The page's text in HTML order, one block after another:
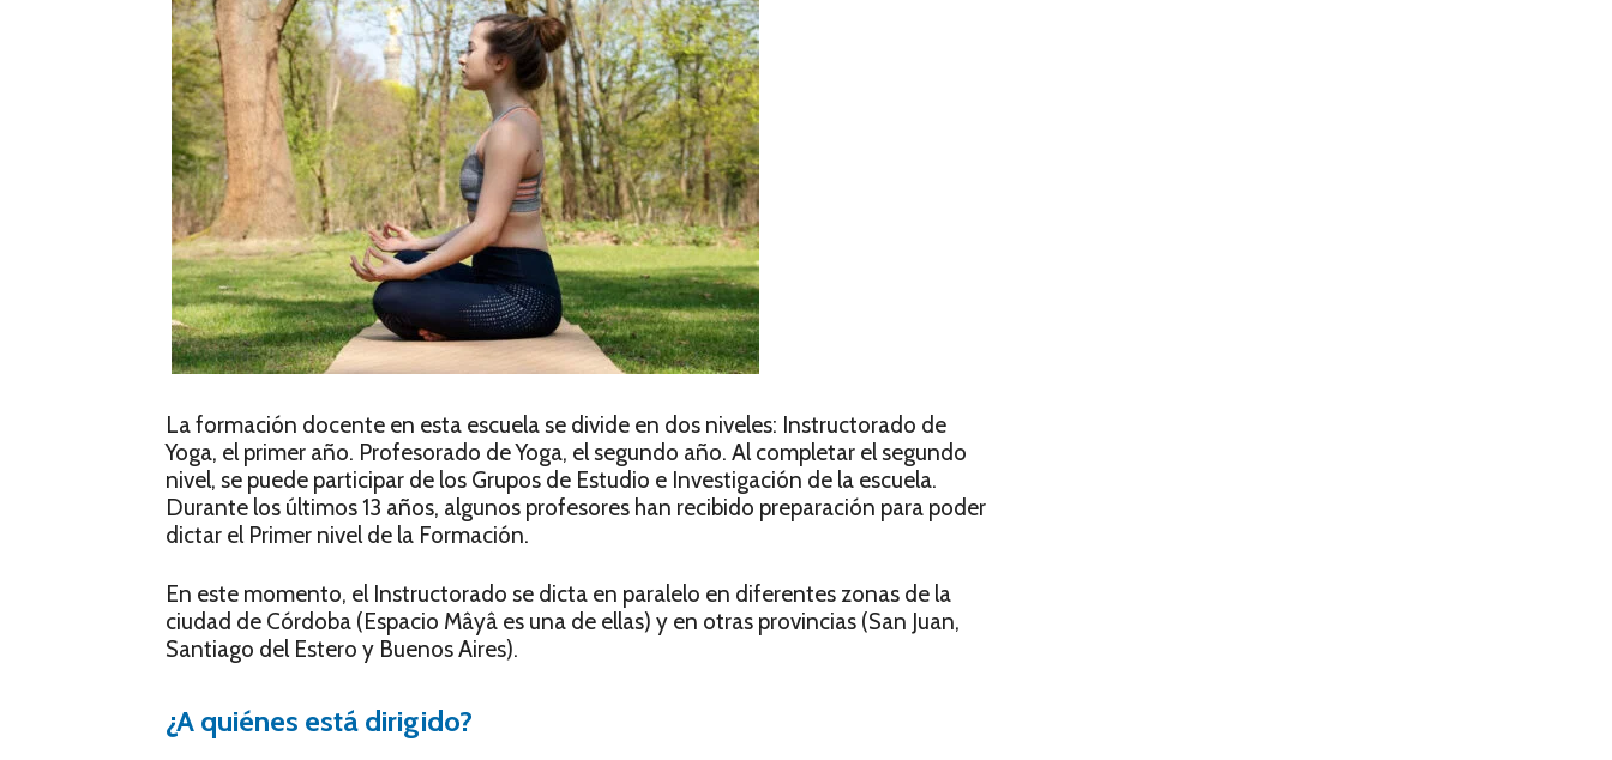
La formación docente en esta escuela se divide en dos niveles: Instructorado de
Yoga, el primer año. Profesorado de Yoga, el segundo año. Al completar el segundo
nivel, se puede participar de los Grupos de Estudio e Investigación de la escuela.
Durante los últimos 13 años, algunos profesores han recibido preparación para poder
dictar el Primer nivel de la Formación.
En este momento, el Instructorado se dicta en paralelo en diferentes zonas de la
ciudad de Córdoba (Espacio Mâyâ es una de ellas) y en otras provincias (San Juan,
Santiago del Estero y Buenos Aires).
¿A quiénes está dirigido?